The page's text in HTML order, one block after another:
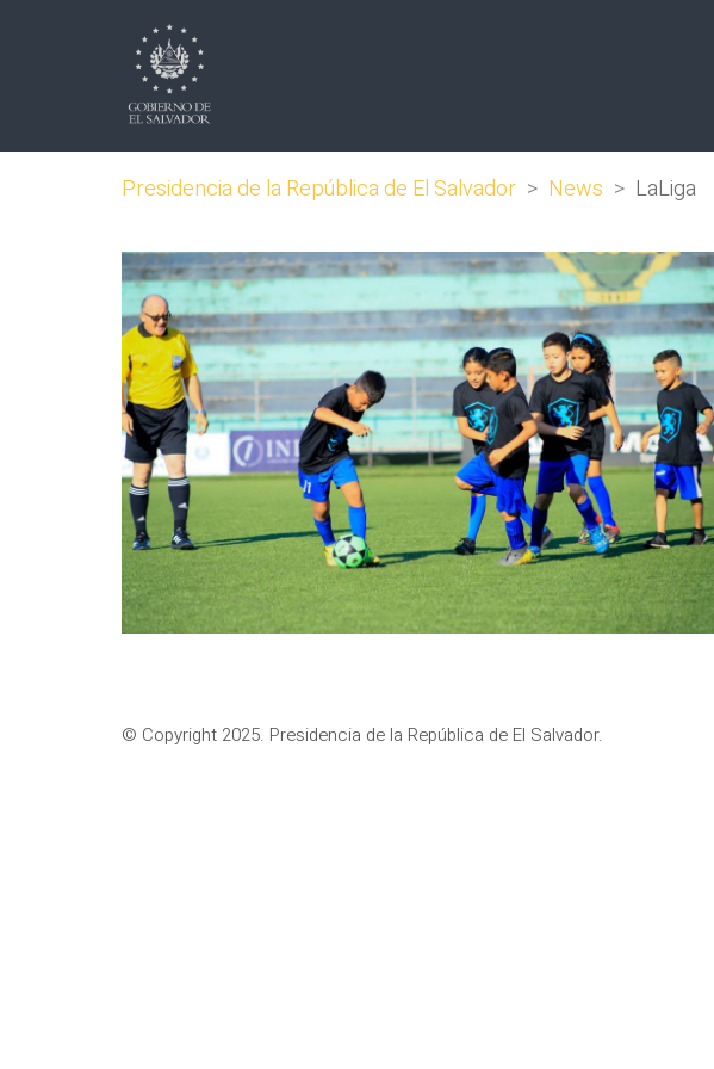
Presidencia de la República de El Salvador > News > LaLiga
© Copyright 2025. Presidencia de la República de El Salvador.